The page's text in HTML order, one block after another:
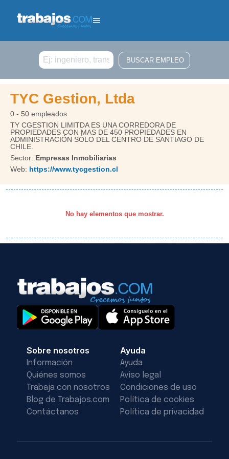
Buscar
TYC Gestion, Ltda
0 - 50 empleados
TY CGESTION LIMITDA ES UNA CORREDORA DE
PROPIEDADES CON MAS DE 450 PROPIEDADES EN
ADMINISTRACIÓN SÓLO DEL CENTRO DE SANTIAGO DE
CHILE.
Sector: Empresas Inmobiliarias
Web: https://www.tycgestion.cl
No hay elementos que mostrar.
Sobre nosotros
Información
Quiénes somos
Trabaja con nosotros
Blog de Trabajos.com
Contáctanos
Ayuda
Ayuda
Aviso legal
Condiciones de uso
Política de cookies
Política de privacidad